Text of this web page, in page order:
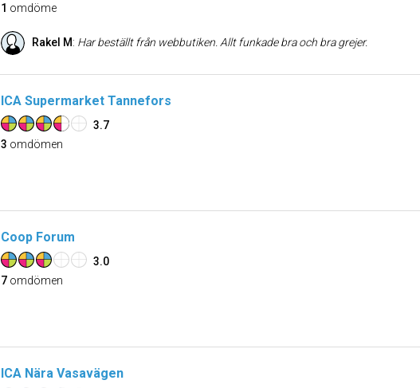
1 omdöme
Rakel M: Har beställt från webbutiken. Allt funkade bra och bra grejer.
ICA Supermarket Tannefors
3.7
3 omdömen
Coop Forum
3.0
7 omdömen
ICA Nära Vasavägen